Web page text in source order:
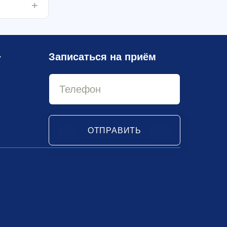
Записаться на приём
ОТПРАВИТЬ